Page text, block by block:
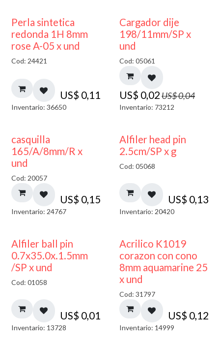
Perla sintetica
redonda 1H 8mm
rose A-05 x und
Cod: 24421
US$ 0,11
Inventario: 36650
50% DESCUENTO
Cargador dije
198/11mm/SP x
und
Cod: 05061
US$ 0,02US$0,04
Inventario: 73212
casquilla
165/A/8mm/R x
und
Cod: 20057
US$ 0,15
Inventario: 24767
Alfiler head pin
2.5cm/SP x g
Cod: 05068
US$ 0,13
Inventario: 20420
Alfiler ball pin
0.7x35.0x.1.5mm
/SP x und
Cod: 01058
US$ 0,01
Inventario: 13728
Acrilico K1019
corazon con cono
8mm aquamarine 25
x und
Cod: 31797
US$ 0,12
Inventario: 14999